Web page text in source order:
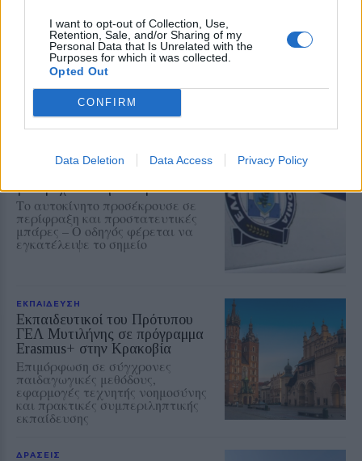
I want to opt-out of Collection, Use,
Retention, Sale, and/or Sharing of my
Personal Data that Is Unrelated with the
Purposes for which it was collected.
Opted Out
CONFIRM
Data Deletion Data Access Privacy Policy
Για τον «πυρηνικό εφιάλτη»
προειδοποίησε η Επιτροπή
ειρήνης Λέσβου
Μια συγκέντρωση γεμάτη
μηνύματα και νοήματα για τον
πόλεμο και την ειρήνη
ΑΣΤΥΝΟΜΙΑ
για τροχαίο στην Πέτρα
Το αυτοκίνητο προσέκρουσε σε
περίφραξη και προστατευτικές
μπάρες – Ο οδηγός φέρεται να
εγκατέλειψε το σημείο
ΕΚΠΑΙΔΕΥΣΗ
Εκπαιδευτικοί του Πρότυπου
ΓΕΛ Μυτιλήνης σε πρόγραμμα
Erasmus+ στην Κρακοβία
Επιμόρφωση σε σύγχρονες
παιδαγωγικές μεθόδους,
εφαρμογές τεχνητής νοημοσύνης
και πρακτικές συμπεριληπτικής
εκπαίδευσης
ΔΡΑΣΕΙΣ